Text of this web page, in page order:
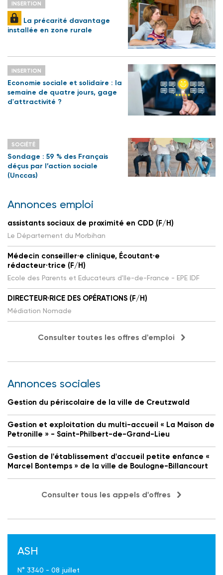
INSERTION
La précarité davantage
installée en zone rurale
INSERTION
Economie sociale et solidaire : la
semaine de quatre jours, gage
d'attractivité ?
SOCIÉTÉ
Sondage : 59 % des Français
déçus par l’action sociale
(Unccas)
Annonces emploi
assistants sociaux de proximité en CDD (F/H)
Le Département du Morbihan
Médecin conseiller·e clinique, Écoutant·e
rédacteur·trice (F/H)
Ecole des Parents et Educateurs d'Ile-de-France - EPE IDF
DIRECTEUR·RICE DES OPÉRATIONS (F/H)
Médiation Nomade
Consulter toutes les offres d'emploi
Annonces sociales
Gestion du périscolaire de la ville de Creutzwald
Gestion et exploitation du multi-accueil « La Maison de
Petronille » - Saint-Philbert-de-Grand-Lieu
Gestion de l'établissement d'accueil petite enfance «
Marcel Bontemps » de la ville de Boulogne-Billancourt
Consulter tous les appels d'offres
ASH
N° 3340 - 08 juillet